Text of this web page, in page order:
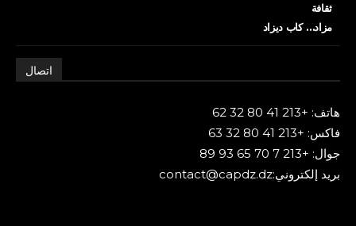
ثقافة
مزاد… كاب ديزاد
اتصال
هاتف: +213 41 80 32 62
فاكس: +213 41 80 32 63
جوال: +213 7 70 65 93 89
بريد إلكتروني:contact@capdz.dz